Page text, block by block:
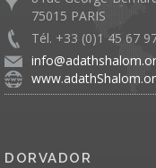
75015 PARIS
Tél. +33 (0)1 45 67
DORVADOR